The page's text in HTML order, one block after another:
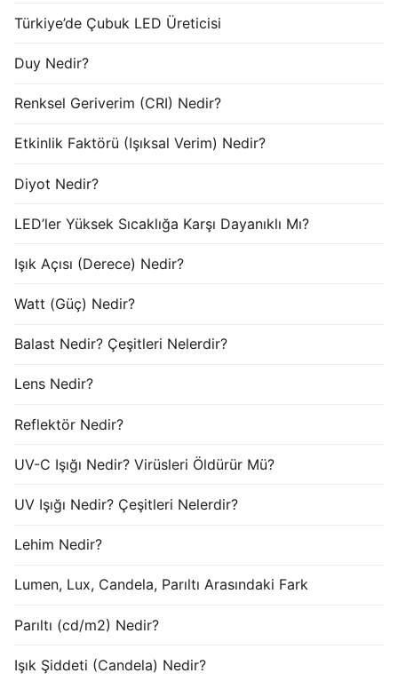
Türkiye’de Çubuk LED Üreticisi
Duy Nedir?
Renksel Geriverim (CRI) Nedir?
Etkinlik Faktörü (Işıksal Verim) Nedir?
Diyot Nedir?
LED’ler Yüksek Sıcaklığa Karşı Dayanıklı Mı?
Işık Açısı (Derece) Nedir?
Watt (Güç) Nedir?
Balast Nedir? Çeşitleri Nelerdir?
Lens Nedir?
Reflektör Nedir?
UV-C Işığı Nedir? Virüsleri Öldürür Mü?
UV Işığı Nedir? Çeşitleri Nelerdir?
Lehim Nedir?
Lumen, Lux, Candela, Parıltı Arasındaki Fark
Parıltı (cd/m2) Nedir?
Işık Şiddeti (Candela) Nedir?